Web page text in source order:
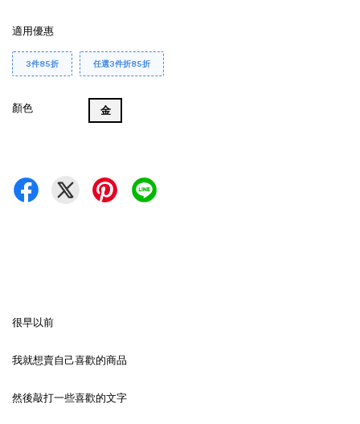
適用優惠
3件85折 任選3件折85折
顏色 金
很早以前
我就想賣自己喜歡的商品
然後敲打一些喜歡的文字